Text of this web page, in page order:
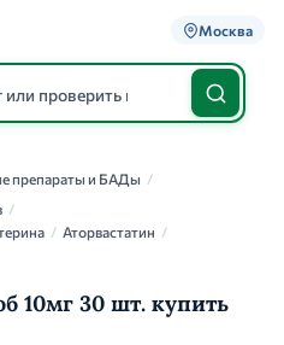
Москва
препараты и БАДы /
/
/ Аторвастатин /
10мг 30 шт. купить